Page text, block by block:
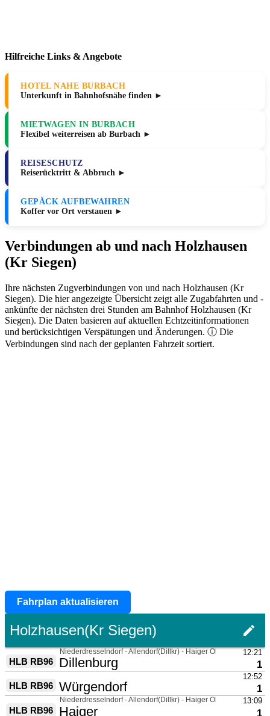
Hilfreiche Links & Angebote
HOTEL NAHE BURBACH
Unterkunft in Bahnhofsnähe finden ►
MIETWAGEN IN BURBACH
Flexibel weiterreisen ab Burbach ►
REISESCHUTZ
Reiserücktritt & Abbruch ►
GEPÄCK AUFBEWAHREN
Koffer vor Ort verstauen ►
Verbindungen ab und nach Holzhausen
(Kr Siegen)
Ihre nächsten Zugverbindungen von und nach Holzhausen (Kr
Siegen). Die hier angezeigte Übersicht zeigt alle Zugabfahrten und -
ankünfte der nächsten drei Stunden am Bahnhof Holzhausen (Kr
Siegen). Die Daten basieren auf aktuellen Echtzeitinformationen
und berücksichtigen Verspätungen und Änderungen. ⓘ Die
Verbindungen sind nach der geplanten Fahrzeit sortiert.
Fahrplan aktualisieren